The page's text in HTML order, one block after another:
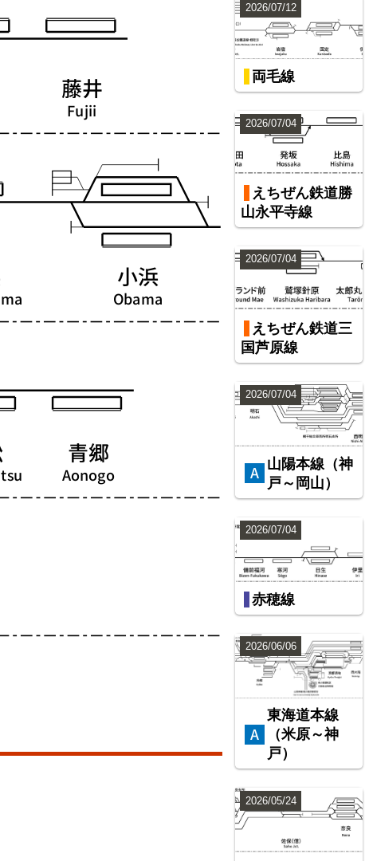
両毛線
2026/07/12
えちぜん鉄道勝
山永平寺線
2026/07/04
えちぜん鉄道三
国芦原線
2026/07/04
山陽本線（神
戸～岡山）
2026/07/04
赤穂線
2026/07/04
東海道本線
（米原～神
戸）
2026/06/06
2026/05/24